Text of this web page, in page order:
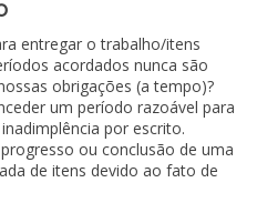
entregar o trabalho/itens
acordados nunca são
obrigações (a tempo)?
um período razoável para
por escrito.
ou conclusão de uma
de itens devido ao fato de